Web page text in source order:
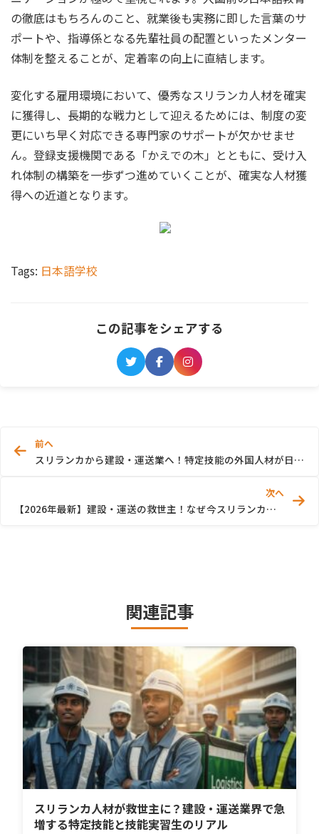
の徹底はもちろんのこと、就業後も実務に即した言葉のサ
ポートや、指導係となる先輩社員の配置といったメンター
体制を整えることが、定着率の向上に直結します。
変化する雇用環境において、優秀なスリランカ人材を確実
に獲得し、長期的な戦力として迎えるためには、制度の変
更にいち早く対応できる専門家のサポートが欠かせませ
ん。登録支援機関である「かえでの木」とともに、受け入
れ体制の構築を一歩ずつ進めていくことが、確実な人材獲
得への近道となります。
Tags: 日本語学校
この記事をシェアする
前へ
スリランカから建設・運送業へ！特定技能の外国人材が日本の未来を救う理由
次へ
【2026年最新】建設・運送の救世主！なぜ今スリランカの特定技能人材が選ばれるのか？
関連記事
スリランカ人材が救世主に？建設・運送業界で急
増する特定技能と技能実習生のリアル